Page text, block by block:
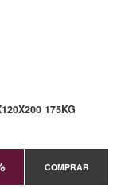
175KG
COMPRAR